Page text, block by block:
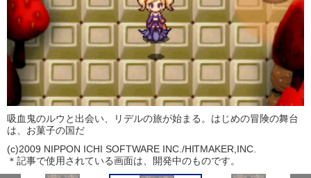
吸血鬼のルウと出会い、リデルの旅が始まる。はじめの冒険の舞台
は、お菓子の国だ
(c)2009 NIPPON ICHI SOFTWARE INC./HITMAKER,INC.
＊記事で使用されている画面は、開発中のものです。